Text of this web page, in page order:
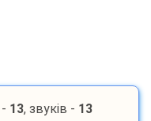
13, звуків - 13